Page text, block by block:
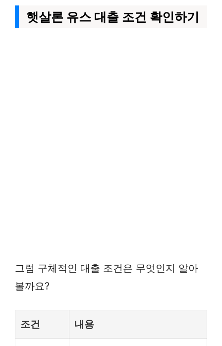
햇살론 유스 대출 조건 확인하기
그럼 구체적인 대출 조건은 무엇인지 알아
볼까요?
조건 내용